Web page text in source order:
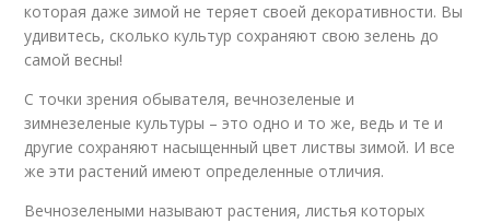
которая даже зимой не теряет своей декоративности. Вы
удивитесь, сколько культур сохраняют свою зелень до
самой весны!
С точки зрения обывателя, вечнозеленые и
зимнезеленые культуры – это одно и то же, ведь и те и
другие сохраняют насыщенный цвет листвы зимой. И все
же эти растений имеют определенные отличия.
Вечнозелеными называют растения, листья которых